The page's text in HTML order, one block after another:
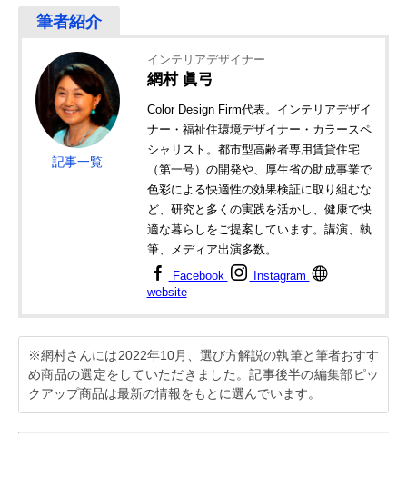
記事一覧
インテリアデザイナー
網村 眞弓
Color Design Firm代表。インテリアデザイ
ナー・福祉住環境デザイナー・カラースペ
シャリスト。都市型高齢者専用賃貸住宅
（第一号）の開発や、厚生省の助成事業で
色彩による快適性の効果検証に取り組むな
ど、研究と多くの実践を活かし、健康で快
適な暮らしをご提案しています。講演、執
筆、メディア出演多数。
Facebook
Instagram
website
※網村さんには2022年10月、選び方解説の執筆と筆者おすす
め商品の選定をしていただきました。記事後半の編集部ピッ
クアップ商品は最新の情報をもとに選んでいます。